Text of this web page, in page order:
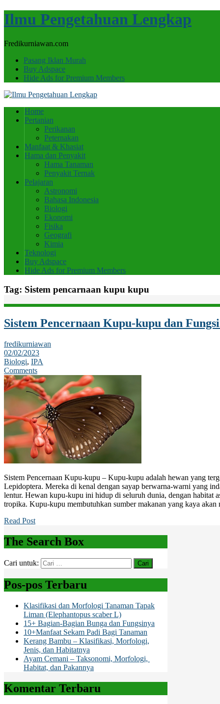
Ilmu Pengetahuan Lengkap
Fredikurniawan.com
Pasang Iklan Murah
Buy Adspace
Hide Ads for Premium Members
Home
Pertanian
Perikanan
Peternakan
Manfaat & Khasiat
Hama dan Penyakit
Hama Tanaman
Penyakit Ternak
Pelajaran
Astronomi
Bahasa Indonesia
Biologi
Ekonomi
Fisika
Geografi
Kimia
Teknologi
Buy Adspace
Hide Ads for Premium Members
Tag: Sistem pencarnaan kupu kupu
Sistem Pencernaan Kupu-kupu dan
fredikurniawan
02/02/2023
Biologi, IPA
Comments
Sistem Pencernaan Kupu-kupu – Kupu-kupu adalah hewan yang
Lepidoptera. Mereka di kenal dengan sayap berwarna-warni yang
lentur. Hewan kupu-kupu ini hidup di seluruh dunia, dengan habitat
tropika. Kupu-kupu membutuhkan sumber makanan yang kaya
Read Post
The Search Box
Cari untuk:
Pos-pos Terbaru
Klasifikasi dan Morfologi Tanaman Tapak
Liman (Elephantopus scaber L)
15+ Bagian-Bagian Bunga dan Fungsinya
10+Manfaat Sekam Padi Bagi Tanaman
Kerang Bambu – Klasifikasi, Morfologi,
Jenis, dan Habitatnya
Ayam Cemani – Taksonomi, Morfologi,
Habitat, dan Pakannya
Komentar Terbaru